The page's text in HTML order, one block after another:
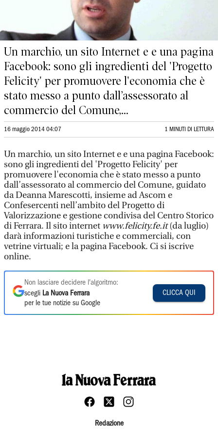
Un marchio, un sito Internet e e una pagina
Facebook: sono gli ingredienti del 'Progetto
Felicity' per promuovere l'economia che è
stato messo a punto dall’assessorato al
commercio del Comune,...
16 maggio 2014 04:07 1 MINUTI DI LETTURA
Un marchio, un sito Internet e e una pagina Facebook:
sono gli ingredienti del 'Progetto Felicity' per
promuovere l'economia che è stato messo a punto
dall’assessorato al commercio del Comune, guidato
da Deanna Marescotti, insieme ad Ascom e
Confesercenti nell’ambito del Progetto di
Valorizzazione e gestione condivisa del Centro Storico
di Ferrara. Il sito internet www.felicity.fe.it(da luglio)
darà informazioni turistiche e commerciali, con
vetrine virtuali; e la pagina Facebook. Ci si iscrive
online.
Non lasciare decidere l'algoritmo:
scegli La Nuova Ferrara
per le tue notizie su Google
CLICCA QUI
Redazione